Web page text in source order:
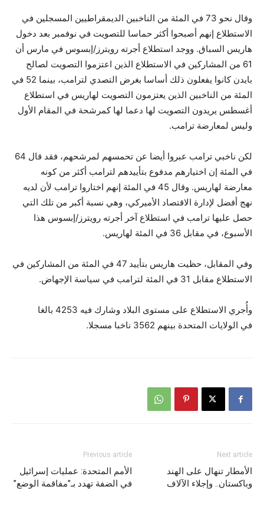
وقال نحو 73 في المئة من الناخبين الديمقراطيين المسجلين في
الاستطلاع إنهم أصبحوا أكثر حماسا للتصويت في نوفمبر بعد دخول
هاريس السباق. ووجد استطلاع أجرته رويترز/إبسوس في مارس أن
61 من المشاركين في الاستطلاع الذين اعتزموا التصويت لصالح
بايدن كانوا يفعلون ذلك أساسا بغرض التصدي لترامب، بينما 52 في
المئة من الناخبين الذين يعتزمون التصويت لهاريس في استطلاع
أغسطس يريدون التصويت لها دعما لها كمرشحة في المقام الأول
وليس لمعارضة ترامب.
لكن ناخبي ترامب عبروا أيضا عن تحمسهم لمرشحهم، فقد قال 64
في المئة إن اختيارهم مدفوع بتأييدهم لترامب أكثر من كونه
معارضة لهاريس. وقال 45 في المئة إنهم اختاروا ترامب لأن لديه
نهج أفضل لإدارة الاقتصاد الأميركي، وهي نسبة أكبر من تلك التي
حصل عليها ترامب في استطلاع آخر أجرته رويترز/إبسوس هذا
الأسبوع، في مقابل 36 في المئة لهاريس.
وفي المقابل، حظيت هاريس بتأييد 47 في المئة من المشاركين في
الاستطلاع مقابل 31 في المئة لترامب في سياسة الإجهاض.
وأُجري الاستطلاع على مستوى البلاد وشارك فيه 4253 بالغا
في الولايات المتحدة بينهم 3562 ناخبا مسجلا.
Previous article
الأمم المتحدة: عمليات إسرائيل
في الضفة تهدد بـ”مفاقمة الوضع”
Next article
الأمطار تنهال على الهند
وباكستان.. وإجلاء الآلاف